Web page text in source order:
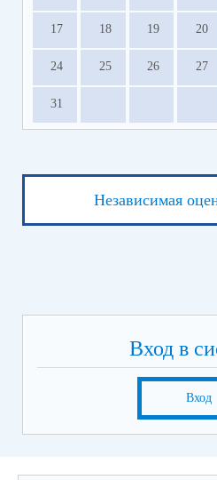
17 18 19 20
24 25 26 27
31
Независимая
Вход в
Вход